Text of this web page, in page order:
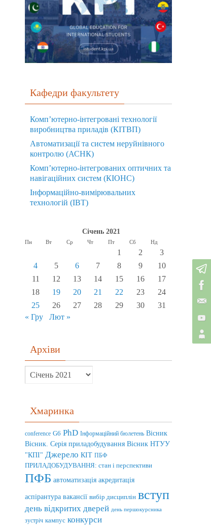
Кафедри факультету
Комп’ютерно-інтегровані технології
виробництва приладів (КІТВП)
Автоматизації та систем неруйнівного
контролю (АСНК)
Комп’ютерно-інтегрованих оптичних та
навігаційних систем (КІОНС)
Інформаційно-вимірювальних
технологій (ІВТ)
Січень 2021
Пн Вт Ср Чт Пт Сб Нд
1 2
3
4
5 6 7 8 9
10
11
12 13 14 15 16
17
18
19 20 21 22 23
24
25
26 27 28 29 30
31
« Гру
Лют »
Архіви
Хмаринка
conference G6 PhD Інформаційний бюлетень Вісник
Вісник. Серія приладобудування Вісник НТУУ
"КПІ" Джерело КІТ ПБФ
ПРИЛАДОБУДУВАННЯ: стан і перспективи
ПФБ автоматизація акредитація
аспірантура вакансії вибір дисциплін вступ
день відкритих дверей день першокурсника
зустріч кампус конкурси